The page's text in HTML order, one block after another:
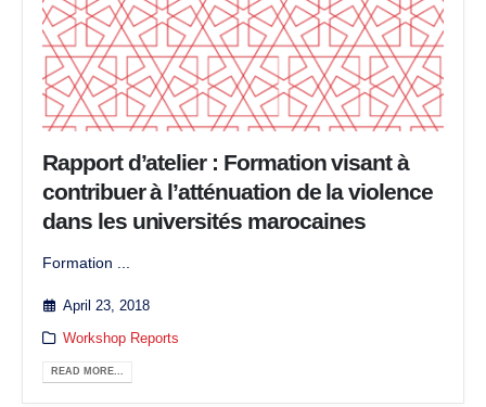
Rapport d’atelier : Formation visant à
contribuer à l’atténuation de la violence
dans les universités marocaines
Formation ...
April 23, 2018
Workshop Reports
READ MORE...